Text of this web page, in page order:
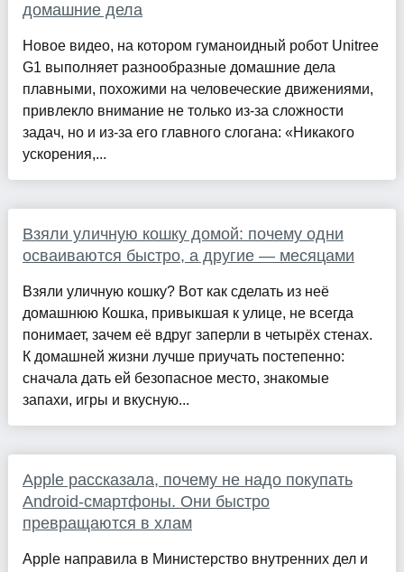
домашние дела
Новое видео, на котором гуманоидный робот Unitree
G1 выполняет разнообразные домашние дела
плавными, похожими на человеческие движениями,
привлекло внимание не только из-за сложности
задач, но и из-за его главного слогана: «Никакого
ускорения,...
Взяли уличную кошку домой: почему одни
осваиваются быстро, а другие — месяцами
Взяли уличную кошку? Вот как сделать из неё
домашнюю Кошка, привыкшая к улице, не всегда
понимает, зачем её вдруг заперли в четырёх стенах.
К домашней жизни лучше приучать постепенно:
сначала дать ей безопасное место, знакомые
запахи, игры и вкусную...
Apple рассказала, почему не надо покупать
Android-смартфоны. Они быстро
превращаются в хлам
Apple направила в Министерство внутренних дел и